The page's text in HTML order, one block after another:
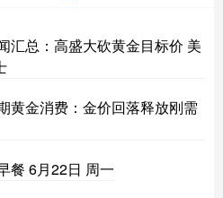
汇总：高盛大砍黄金目标价 美
黄金消费：金价回落释放刚需
餐 6月22日 周一